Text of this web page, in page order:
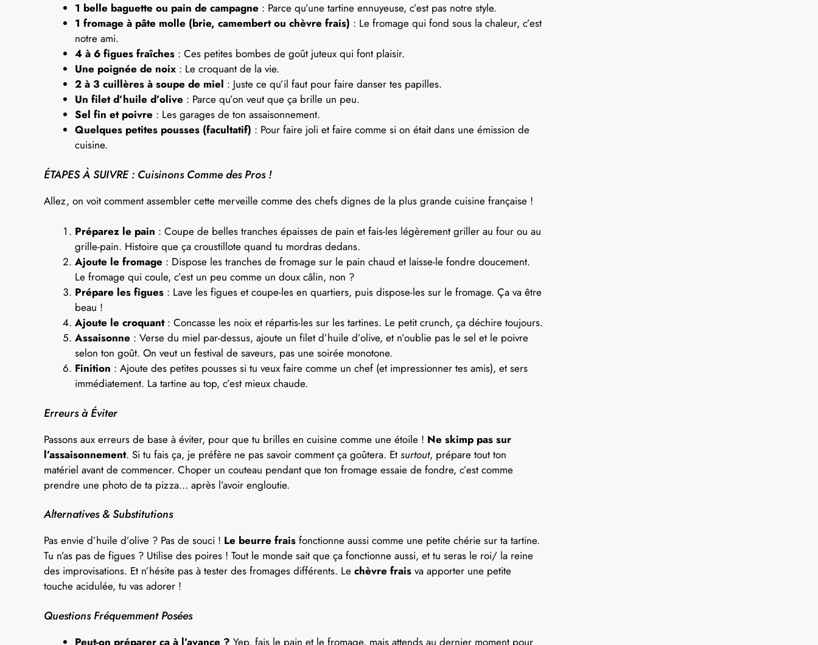
1 belle baguette ou pain de campagne : Parce qu’une tartine ennuyeuse, c’est pas notre style.
1 fromage à pâte molle (brie, camembert ou chèvre frais) : Le fromage qui fond sous la chaleur, c’est
notre ami.
4 à 6 figues fraîches : Ces petites bombes de goût juteux qui font plaisir.
Une poignée de noix : Le croquant de la vie.
2 à 3 cuillères à soupe de miel : Juste ce qu’il faut pour faire danser tes papilles.
Un filet d’huile d’olive : Parce qu’on veut que ça brille un peu.
Sel fin et poivre : Les garages de ton assaisonnement.
Quelques petites pousses (facultatif) : Pour faire joli et faire comme si on était dans une émission de
cuisine.
ÉTAPES À SUIVRE : Cuisinons Comme des Pros !
Allez, on voit comment assembler cette merveille comme des chefs dignes de la plus grande cuisine française !
Préparez le pain : Coupe de belles tranches épaisses de pain et fais-les légèrement griller au four ou au
grille-pain. Histoire que ça croustillote quand tu mordras dedans.
Ajoute le fromage : Dispose les tranches de fromage sur le pain chaud et laisse-le fondre doucement.
Le fromage qui coule, c’est un peu comme un doux câlin, non ?
Prépare les figues : Lave les figues et coupe-les en quartiers, puis dispose-les sur le fromage. Ça va être
beau !
Ajoute le croquant: Concasse les noix et répartis-les sur les tartines. Le petit crunch, ça déchire toujours.
Assaisonne : Verse du miel par-dessus, ajoute un filet d’huile d’olive, et n’oublie pas le sel et le poivre
selon ton goût. On veut un festival de saveurs, pas une soirée monotone.
Finition : Ajoute des petites pousses si tu veux faire comme un chef (et impressionner tes amis), et sers
immédiatement. La tartine au top, c’est mieux chaude.
Erreurs à Éviter
Passons aux erreurs de base à éviter, pour que tu brilles en cuisine comme une étoile ! Ne skimp pas sur
l’assaisonnement. Si tu fais ça, je préfère ne pas savoir comment ça goûtera. Et surtout, prépare tout ton
matériel avant de commencer. Choper un couteau pendant que ton fromage essaie de fondre, c’est comme
prendre une photo de ta pizza… après l’avoir engloutie.
Alternatives & Substitutions
Pas envie d’huile d’olive ? Pas de souci ! Le beurre frais fonctionne aussi comme une petite chérie sur ta tartine.
Tu n’as pas de figues ? Utilise des poires ! Tout le monde sait que ça fonctionne aussi, et tu seras le roi/ la reine
des improvisations. Et n’hésite pas à tester des fromages différents. Le chèvre frais va apporter une petite
touche acidulée, tu vas adorer !
Questions Fréquemment Posées
Peut-on préparer ça à l’avance ? Yep, fais le pain et le fromage, mais attends au dernier moment pour